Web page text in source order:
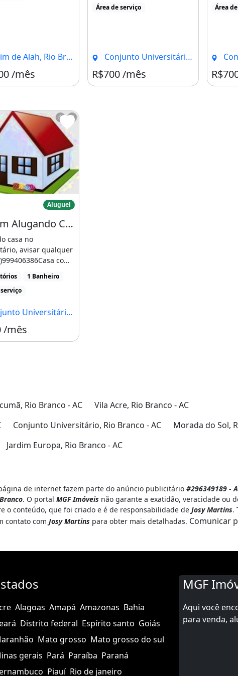
de Alah, Rio Branco - AC
/mês
Área de serviço
Conjunto Universitário, Rio Branco - AC
R$700 /mês
Área
Alguém Alugando Casa no Universitário
Aluguel
Alguém Alugando Casa no Universitário
casa no
avisar qualquer
com
garagem, aluguel
/mês, área de
1 Banheiro
Universitário, Rio Branco - AC
/mês
Rio Branco - AC
Vila Acre, Rio Branco - AC
Conjunto Universitário, Rio Branco - AC
Morada do Sol,
Jardim Europa, Rio Branco - AC
de internet fazem parte do anúncio publicitário #296349189 -
. O portal MGF Imóveis não garante a exatidão, veracidade ou
o conteúdo, que foi criado e é de responsabilidade de Josy Martins.
contato com Josy Martins para obter mais detalhadas. Comunicar
Alagoas Amapá Amazonas Bahia
Distrito federal Espírito santo Goiás
Mato grosso Mato grosso do sul
gerais Pará Paraíba Paraná
Piauí Rio de janeiro
MGF
Aqui você
para venda,